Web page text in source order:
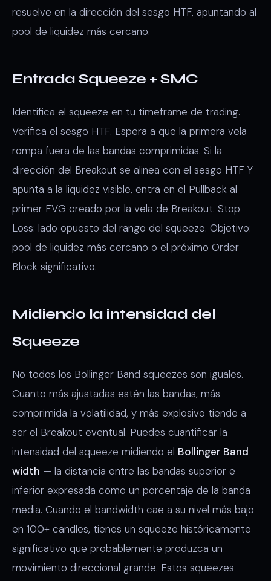
resuelve en la dirección del sesgo HTF, apuntando al
pool de liquidez más cercano.
Entrada Squeeze + SMC
Identifica el squeeze en tu timeframe de trading.
Verifica el sesgo HTF. Espera a que la primera vela
rompa fuera de las bandas comprimidas. Si la
dirección del Breakout se alinea con el sesgo HTF Y
apunta a la liquidez visible, entra en el Pullback al
primer FVG creado por la vela de Breakout. Stop
Loss: lado opuesto del rango del squeeze. Objetivo:
pool de liquidez más cercano o el próximo Order
Block significativo.
Midiendo la intensidad del
Squeeze
No todos los Bollinger Band squeezes son iguales.
Cuanto más ajustadas estén las bandas, más
comprimida la volatilidad, y más explosivo tiende a
ser el Breakout eventual. Puedes cuantificar la
intensidad del squeeze midiendo el Bollinger Band
width — la distancia entre las bandas superior e
inferior expresada como un porcentaje de la banda
media. Cuando el bandwidth cae a su nivel más bajo
en 100+ candles, tienes un squeeze históricamente
significativo que probablemente produzca un
movimiento direccional grande. Estos squeezes